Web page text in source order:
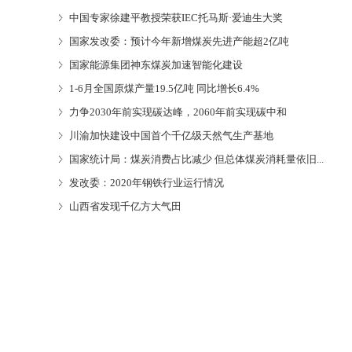
中国专家徐建平教授荣获IEC托马斯·爱迪生大奖
国家发改委：预计今年新增煤炭先进产能超2亿吨
国家能源集团神东煤炭加速智能化建设
1-6月全国原煤产量19.5亿吨 同比增长6.4%
力争2030年前实现碳达峰，2060年前实现碳中和
川渝加快建设中国首个千亿级天然气生产基地
国家统计局：煤炭消费占比减少 但总体煤炭消耗量依旧...
发改委：2020年钢铁行业运行情况
山西省发现千亿方大气田